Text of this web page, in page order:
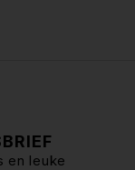
en leuke